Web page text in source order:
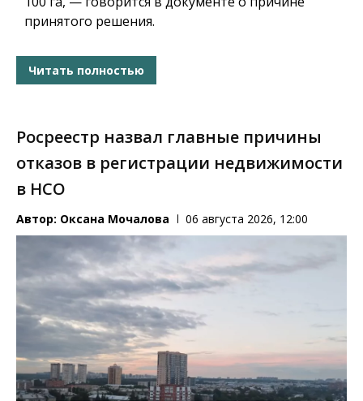
принятого решения.
Читать полностью
Росреестр назвал главные причины
отказов в регистрации недвижимости
в НСО
Автор: Оксана Мочалова 06 августа 2026, 12:00